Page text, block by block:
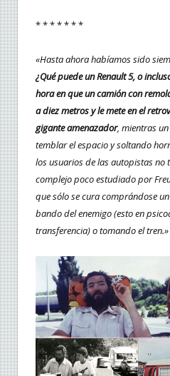
* * * * * * *
«Hasta ahora habíamos sido
¿Qué puede un Renault 5, o
hora en que un camión con
a diez metros y le mete en el
gigante amenazador, mientras
temblar el espacio y soltando
los usuarios de las autopistas no
complejo poco estudiado por
que sólo se cura comprándose
bando del enemigo (esto en
transferencia) o tomando el tren.»